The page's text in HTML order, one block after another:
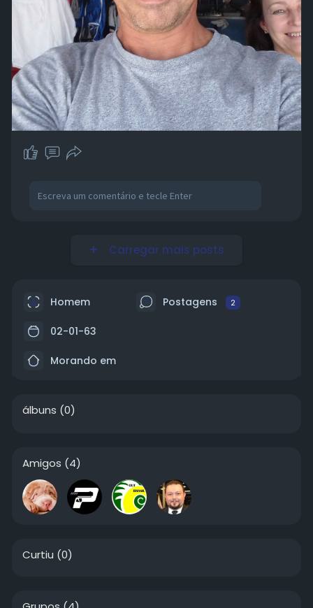
Carregar mais posts
Homem Postagens 2
02-01-63
Morando em
álbuns (0)
Amigos (4)
Curtiu (0)